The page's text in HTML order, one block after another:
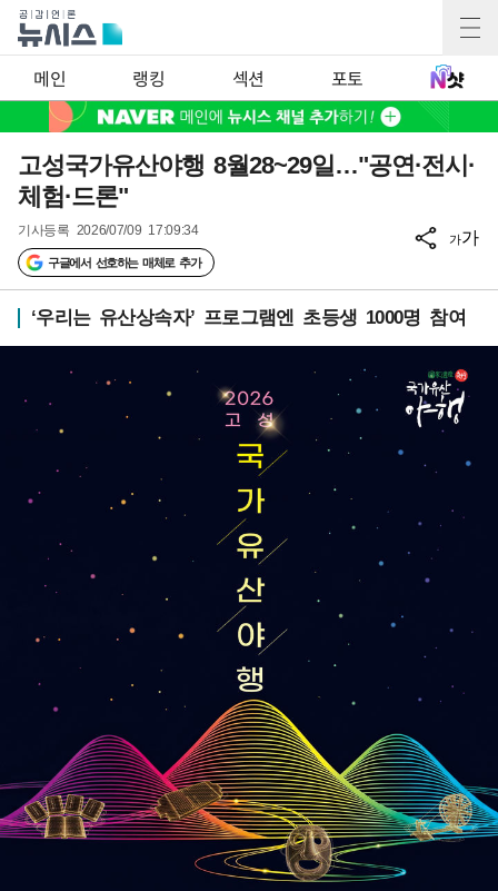
메인 랭킹 섹션 포토
고성국가유산야행 8월28~29일…"공연·전시·
체험·드론"
기사등록 2026/07/09 17:09:34
구글에서 선호하는 매체로 추가
가가
‘우리는 유산상속자’ 프로그램엔 초등생 1000명 참여